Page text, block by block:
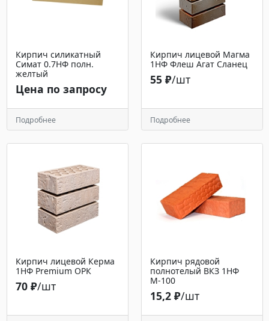
Кирпич силикатный
Симат 0.7НФ полн.
желтый
Цена по запросу
Подробнее
Кирпич лицевой Магма
1НФ Флеш Агат Сланец
55 ₽/шт
Подробнее
Кирпич лицевой Керма
1НФ Premium ОРК
70 ₽/шт
Кирпич рядовой
полнотелый ВКЗ 1НФ
М-100
15,2 ₽/шт